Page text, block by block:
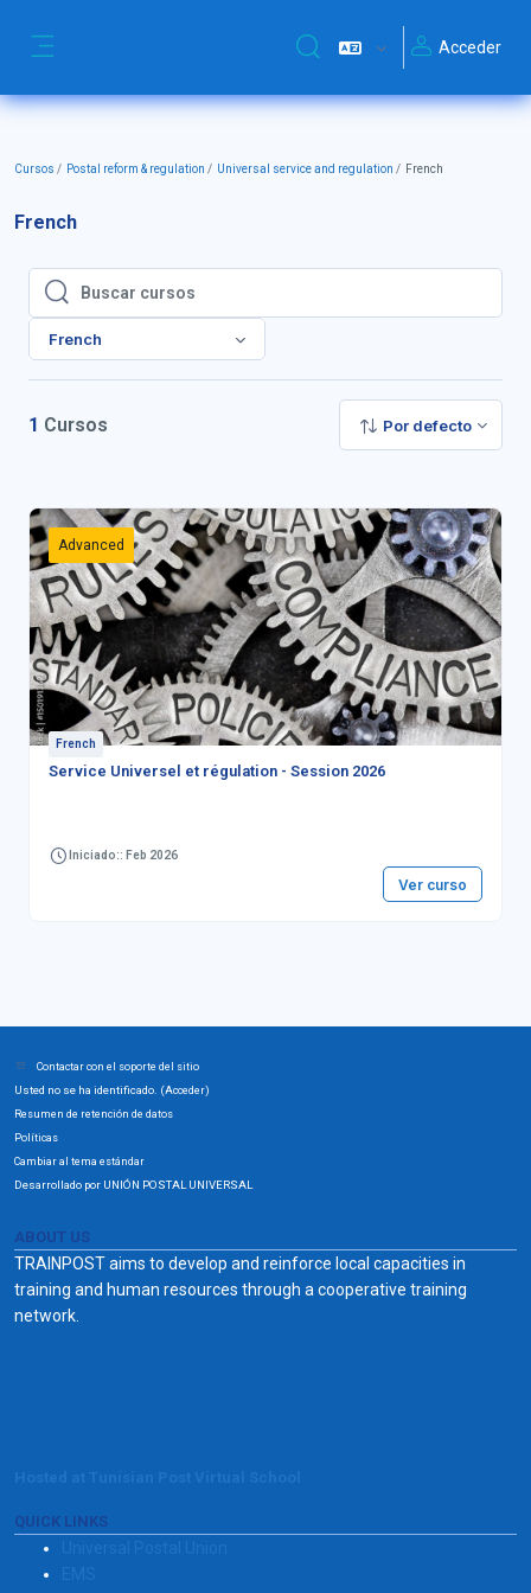
Selector de búsqueda de
Acceder
Cursos Postal reform & regulation Universal service and regulation French
French
Buscar cursos
Buscar cursos
French
1 Cursos Por defecto
Advanced
French
Service Universel et régulation - Session 2026
Iniciado:: Feb 2026
Ver curso
Contactar con el soporte del sitio
Usted no se ha identificado. (Acceder)
Resumen de retención de datos
Políticas
Cambiar al tema estándar
Desarrollado por UNIÓN POSTAL UNIVERSAL
ABOUT US
TRAINPOST aims to develop and reinforce local capacities in
training and human resources through a cooperative training
network.
QUICK LINKS